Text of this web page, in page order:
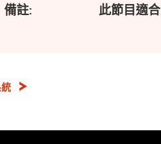
備註: 此節目適